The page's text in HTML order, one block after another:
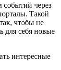
событий через
Такой
чтобы не
для себя новые